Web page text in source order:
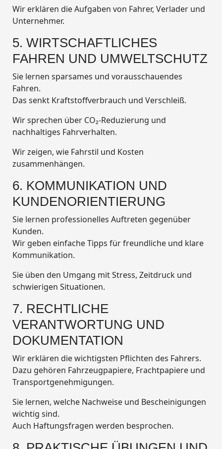
Wir erklären die Aufgaben von Fahrer, Verlader und
Unternehmer.
5. WIRTSCHAFTLICHES
FAHREN UND UMWELTSCHUTZ
Sie lernen sparsames und vorausschauendes
Fahren.
Das senkt Kraftstoffverbrauch und Verschleiß.
Wir sprechen über CO₂-Reduzierung und
nachhaltiges Fahrverhalten.
Wir zeigen, wie Fahrstil und Kosten
zusammenhängen.
6. KOMMUNIKATION UND
KUNDENORIENTIERUNG
Sie lernen professionelles Auftreten gegenüber
Kunden.
Wir geben einfache Tipps für freundliche und klare
Kommunikation.
Sie üben den Umgang mit Stress, Zeitdruck und
schwierigen Situationen.
7. RECHTLICHE
VERANTWORTUNG UND
DOKUMENTATION
Wir erklären die wichtigsten Pflichten des Fahrers.
Dazu gehören Fahrzeugpapiere, Frachtpapiere und
Transportgenehmigungen.
Sie lernen, welche Nachweise und Bescheinigungen
wichtig sind.
Auch Haftungsfragen werden besprochen.